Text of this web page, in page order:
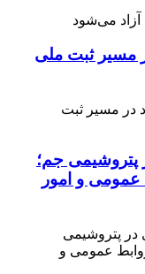
در مسیر ثبت ملی
پتروشیمی جم؛
عمومی و امور